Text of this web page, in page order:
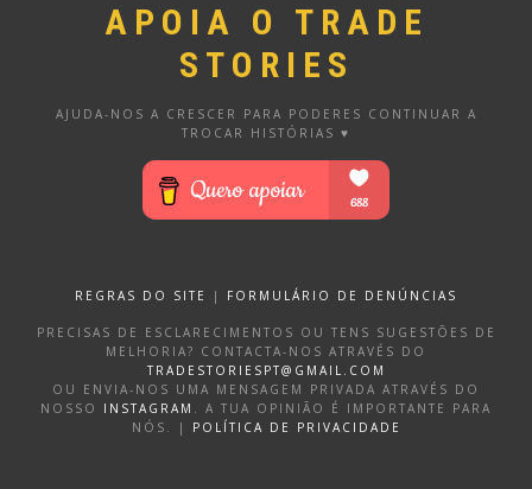
APOIA O TRADE
STORIES
AJUDA-NOS A CRESCER PARA PODERES CONTINUAR A
TROCAR HISTÓRIAS ♥
REGRAS DO SITE | FORMULÁRIO DE DENÚNCIAS
PRECISAS DE ESCLARECIMENTOS OU TENS SUGESTÕES DE
MELHORIA? CONTACTA-NOS ATRAVÉS DO
TRADESTORIESPT@GMAIL.COM
OU ENVIA-NOS UMA MENSAGEM PRIVADA ATRAVÉS DO
NOSSO INSTAGRAM . A TUA OPINIÃO É IMPORTANTE PARA
NÓS. |
POLÍTICA DE PRIVACIDADE